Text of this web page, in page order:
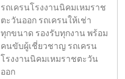
รถเครนโรงงานนิคมเหมราช
ตะวันออก รถเครนให้เช่า
ทุกขนาด รองรับทุกงาน พร้อม
คนขับผู้เชี่ยวชาญ รถเครน
โรงงานนิคมเหมราชตะวัน
ออก